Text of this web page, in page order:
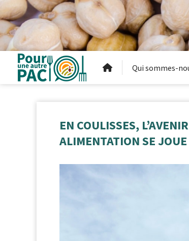
Qui sommes-
EN COULISSES,
ALIMENTATION SE